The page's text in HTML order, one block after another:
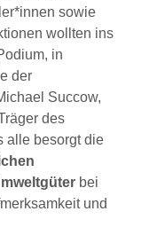
sowie
wollten ins
in
der
Succow,
des
alle besorgt die
bei
und